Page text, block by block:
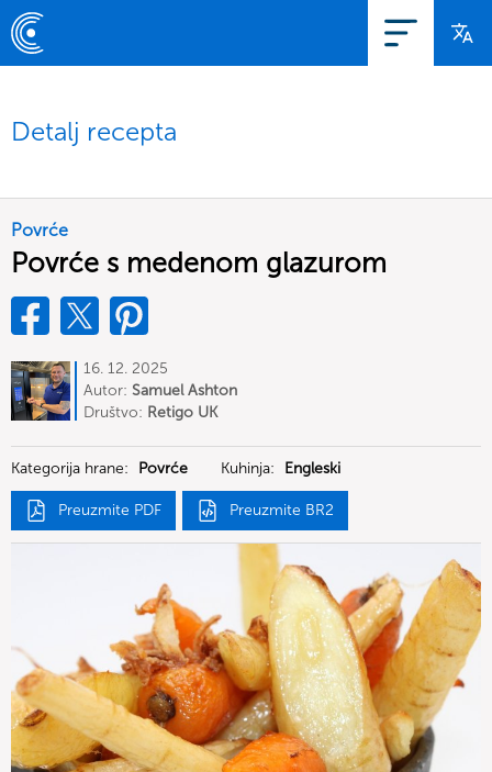
Detalj recepta
Povrće
Povrće s medenom glazurom
16. 12. 2025
Autor: Samuel Ashton
Društvo: Retigo UK
Kategorija hrane: Povrće Kuhinja: Engleski
Preuzmite PDF Preuzmite BR2